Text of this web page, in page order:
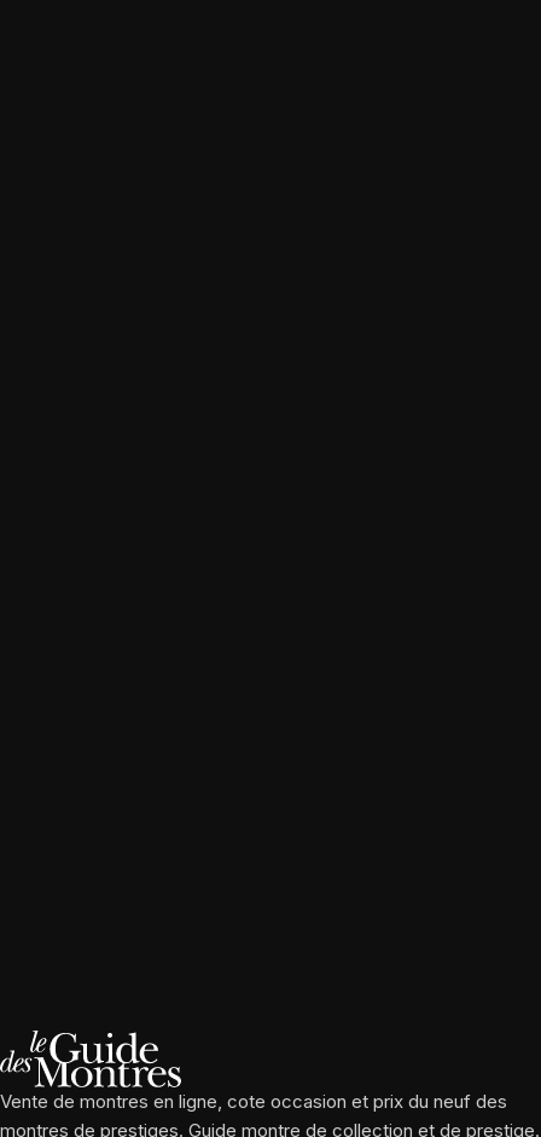
Vente de montres en ligne, cote occasion et prix du neuf des
montres de prestiges. Guide montre de collection et de prestige.